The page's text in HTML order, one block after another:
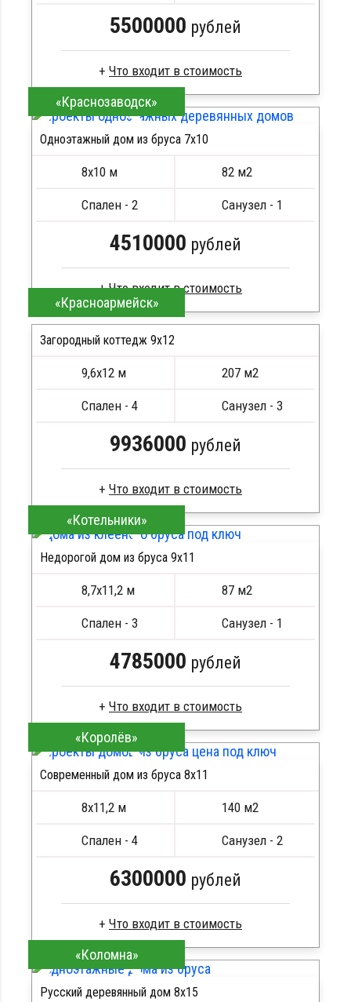
5500000 рублей
Брус естественной влажности
Стропила, балки 50х200 мм
Кровля металлочерепица
Сборка на березовые нагеля, джут
Металлические сваи 108 диаметр
ПОДРОБНЕЕ
«Краснозаводск»
Одноэтажный дом из бруса 7х10
8х10 м 82 м2
Спален - 2 Санузел - 1
4510000 рублей
Клееный брус
Стропила, балки 50х200 мм
Метизы, саморезы, гвозди
ПОДРОБНЕЕ
«Красноармейск»
Загородный коттедж 9х12
9,6х12 м 207 м2
Спален - 4 Санузел - 3
9936000 рублей
Сухой брус
Стропила, балки 50х200 мм
Кровля металлочерепица
Сборка на березовые нагеля, джут
Металлические сваи 108 диаметр
ПОДРОБНЕЕ
«Котельники»
Недорогой дом из бруса 9х11
8,7х11,2 м 87 м2
Спален - 3 Санузел - 1
4785000 рублей
Брус камерной сушки
Стропила, балки 50х200 мм
Кровля металлочерепица
Сборка на березовые нагеля, джут
Металлические сваи 108 диаметр
ПОДРОБНЕЕ
«Королёв»
Современный дом из бруса 8x11
8х11,2 м 140 м2
Спален - 4 Санузел - 2
6300000 рублей
Профилированный брус
Стропила, балки 50х200 мм
Кровля металлочерепица
«Коломна»
Русский деревянный дом 8х15